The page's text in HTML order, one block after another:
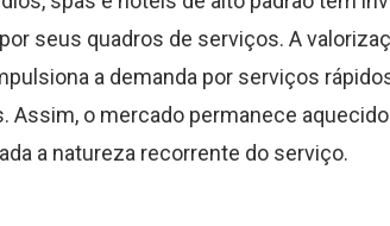
seus quadros de serviços. A
a demanda por serviços
Assim, o mercado permanece
a natureza recorrente do serviço.